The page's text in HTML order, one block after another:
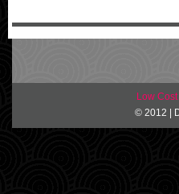
Low
© 2012 |